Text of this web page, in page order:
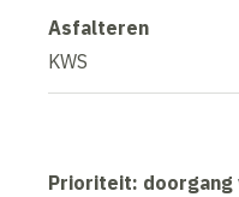
Asfalteren
KWS
Prioriteit: